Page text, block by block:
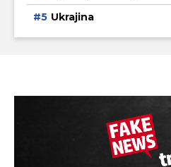
Ukrajina